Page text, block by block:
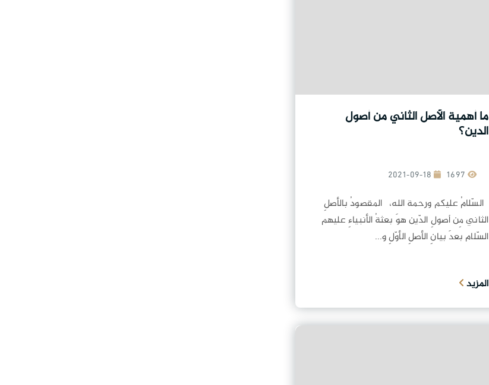
ما أهمية الأصل الثاني من أصول
الدين؟
2021-09-18
السّلامُ عليكم ورحمة الله، المقصودُ بالأصلِ
الثاني مِن أصولِ الدّين هوَ بعثةُ الأنبياءِ عليهم
السّلام بعدَ بيانِ الأصلِ الأوّلِ و...
المزيد